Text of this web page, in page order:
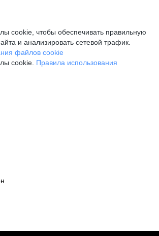
cookie, чтобы обеспечивать правильную
и анализировать сетевой трафик.
файлов cookie
cookie. Правила использования